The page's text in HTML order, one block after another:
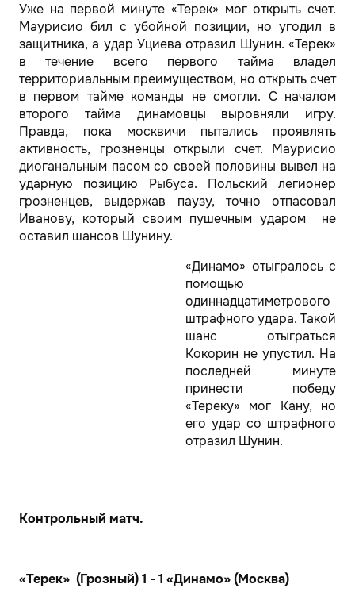
Уже на первой минуте «Терек» мог открыть счет.
Маурисио бил с убойной позиции, но угодил в
защитника, а удар Уциева отразил Шунин. «Терек»
в течение всего первого тайма владел
территориальным преимуществом, но открыть счет
в первом тайме команды не смогли. С началом
второго тайма динамовцы выровняли игру.
Правда, пока москвичи пытались проявлять
активность, грозненцы открыли счет. Маурисио
диоганальным пасом со своей половины вывел на
ударную позицию Рыбуса. Польский легионер
грозненцев, выдержав паузу, точно отпасовал
Иванову, который своим пушечным ударом не
оставил шансов Шунину.
«Динамо» отыгралось с
помощью
одиннадцатиметрового
штрафного удара. Такой
шанс отыграться
Кокорин не упустил. На
последней минуте
принести победу
«Тереку» мог Кану, но
его удар со штрафного
отразил Шунин.
Контрольный матч.
«Терек» (Грозный) 1 - 1 «Динамо» (Москва)